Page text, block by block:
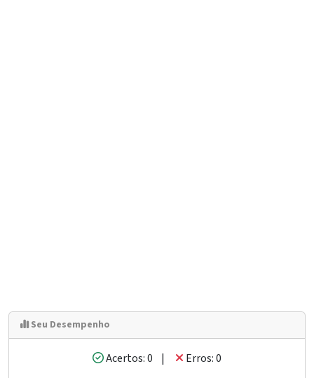
Seu Desempenho
Acertos: 0 |
Erros: 0